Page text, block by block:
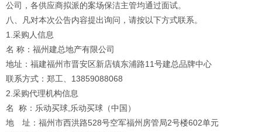
公司，各供应商拟派的案场保洁主管均通过面试。
八、凡对本次公告内容提出询问，请按以下方式联系。
1.采购人信息
名 称：福州建总地产有限公司
地址：福建福州市晋安区新店镇东浦路11号建总品牌中心
联系方式：郑工、13859088068
2.采购代理机构信息
名 称：乐动买球,乐动买球（中国）
地 址：福州市西洪路528号空军福州房管局2号楼602单元